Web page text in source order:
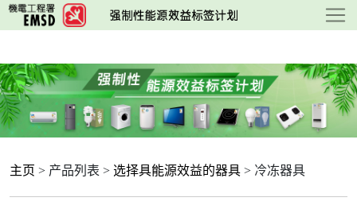
跳
至
要
内
容
主页 > 产品列表 > 选择具能源效益的器具 > 冷冻器具